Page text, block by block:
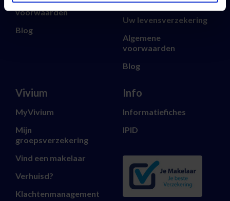
voorwaarden
Blog
Uw levensverzekering
Algemene
voorwaarden
Blog
Vivium
MyVivium
Mijn
groepsverzekering
Vind een makelaar
Verhuisd?
Klachtenmanagement
Info
Informatiefiches
IPID